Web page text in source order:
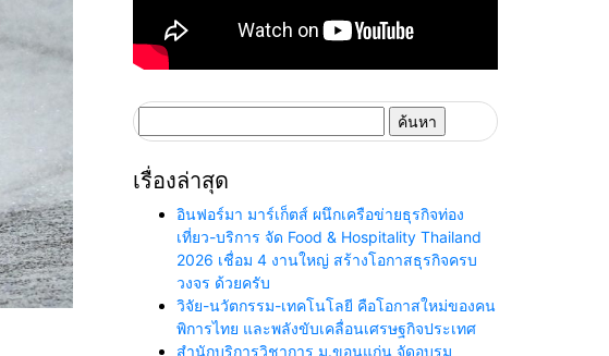
สำหรับ:
เรื่องล่าสุด
อินฟอร์มา มาร์เก็ตส์ ผนึกเครือข่ายธุรกิจท่อง
เที่ยว-บริการ จัด Food & Hospitality Thailand
2026 เชื่อม 4 งานใหญ่ สร้างโอกาสธุรกิจครบ
วงจร ด้วยครับ
วิจัย-นวัตกรรม-เทคโนโลยี คือโอกาสใหม่ของคน
พิการไทย และพลังขับเคลื่อนเศรษฐกิจประเทศ
สำนักบริการวิชาการ ม.ขอนแก่น จัดอบรม